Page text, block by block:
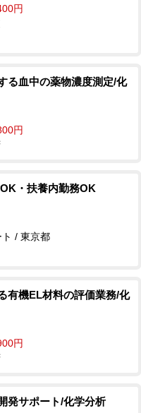
円
る血中の薬物濃度測定/化
円
・扶養内勤務OK
/ 東京都
有機EL材料の評価業務/化
円
発サポート/化学分析